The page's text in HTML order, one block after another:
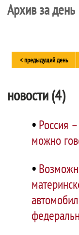
Архив за день
< предыдущий день
новости (4)
• Россия
можно
•